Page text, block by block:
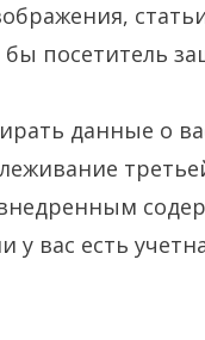
бы посетитель
данные о
у вас есть